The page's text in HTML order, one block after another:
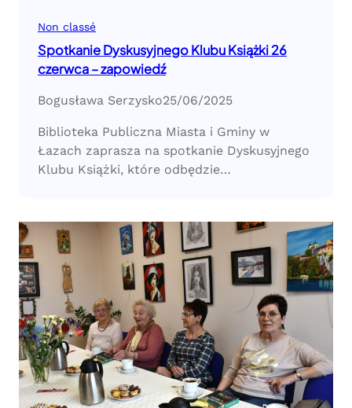
Non classé
Spotkanie Dyskusyjnego Klubu Książki 26
czerwca – zapowiedź
Bogusława Serzysko25/06/2025
Biblioteka Publiczna Miasta i Gminy w
Łazach zaprasza na spotkanie Dyskusyjnego
Klubu Książki, które odbędzie…